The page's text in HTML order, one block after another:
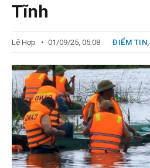
Tĩnh
Lê Hợp 01/09/25, 05:08 ĐIỂM TIN,